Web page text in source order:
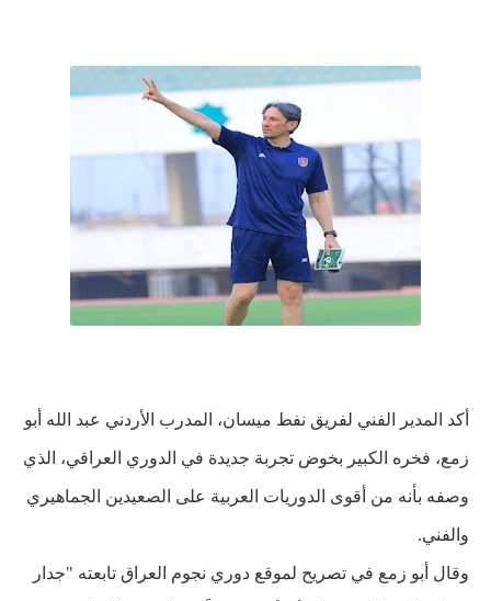
أكد المدير الفني لفريق نفط ميسان، المدرب الأردني عبد الله أبو
زمع، فخره الكبير بخوض تجربة جديدة في الدوري العراقي، الذي
وصفه بأنه من أقوى الدوريات العربية على الصعيدين الجماهيري
والفني.
وقال أبو زمع في تصريح لموقع دوري نجوم العراق تابعته "جدار